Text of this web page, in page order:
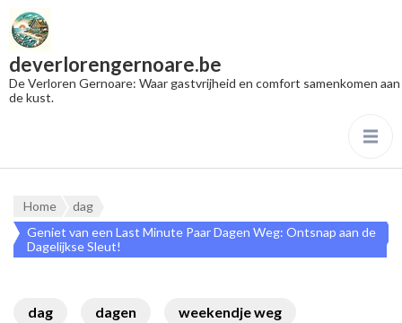
deverlorengernoare.be
De Verloren Gernoare: Waar gastvrijheid en comfort samenkomen aan
de kust.
Home
dag
Geniet van een Last Minute Paar Dagen Weg: Ontsnap aan de
Dagelijkse Sleut!
dag dagen weekendje weg